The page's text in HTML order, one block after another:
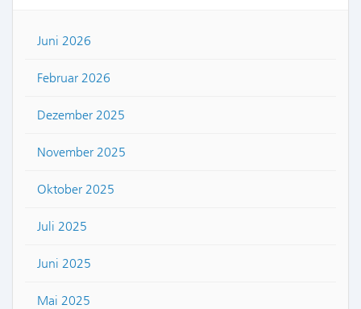
Juni 2026
Februar 2026
Dezember 2025
November 2025
Oktober 2025
Juli 2025
Juni 2025
Mai 2025